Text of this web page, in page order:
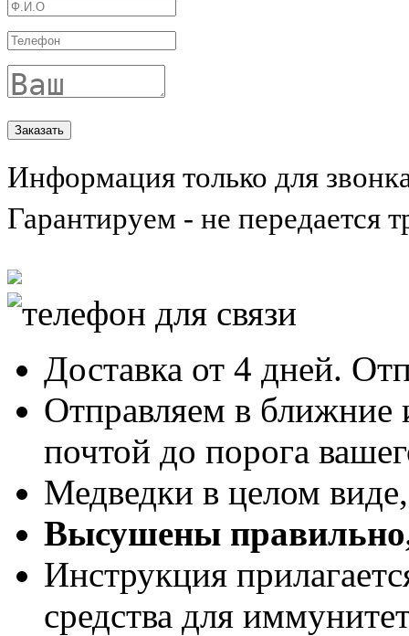
Информация только для
Гарантируем - не передается
Доставка от 4 дней.
Отправляем в ближние
почтой до порога
Медведки в целом
Высушены
Инструкция
средства для